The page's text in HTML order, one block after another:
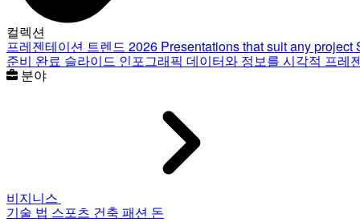
컬렉션
프레젠테이션 트렌드 2026 Presentations that suit any project
준비 완료 슬라이드 인포그래픽 데이터와 정보를 시각적 프레
분야
비지니스
기술 법 스포츠 건축 패션 돈